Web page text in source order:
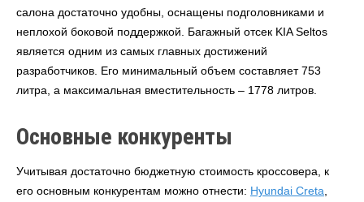
салона достаточно удобны, оснащены подголовниками и
неплохой боковой поддержкой. Багажный отсек KIA Seltos
является одним из самых главных достижений
разработчиков. Его минимальный объем составляет 753
литра, а максимальная вместительность – 1778 литров.
Основные конкуренты
Учитывая достаточно бюджетную стоимость кроссовера, к
его основным конкурентам можно отнести: Hyundai Creta